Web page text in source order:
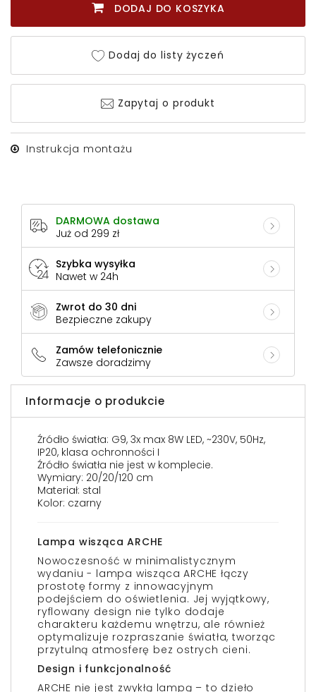
DODAJ DO KOSZYKA
Dodaj do listy życzeń
Zapytaj o produkt
Instrukcja montażu
DARMOWA dostawa
Już od 299 zł
Szybka wysyłka
Nawet w 24h
Zwrot do 30 dni
Bezpieczne zakupy
Zamów telefonicznie
Zawsze doradzimy
Informacje o produkcie
Źródło światła: G9, 3x max 8W LED, ~230V, 50Hz,
IP20, klasa ochronności I
Źródło światła nie jest w komplecie.
Wymiary: 20/20/120 cm
Materiał: stal
Kolor: czarny
Lampa wisząca ARCHE
Nowoczesność w minimalistycznym
wydaniu - lampa wisząca ARCHE łączy
prostotę formy z innowacyjnym
podejściem do oświetlenia. Jej wyjątkowy,
ryflowany design nie tylko dodaje
charakteru każdemu wnętrzu, ale również
optymalizuje rozpraszanie światła, tworząc
przytulną atmosferę bez ostrych cieni.
Design i funkcjonalność
ARCHE nie jest zwykłą lampą – to dzieło